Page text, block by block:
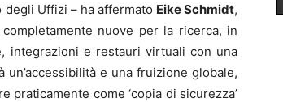
Uffizi – ha affermato Eike Schmidt,
nuove per la ricerca, in
integrazioni e restauri virtuali con una
e una fruizione globale,
come ‘copia di sicurezza’